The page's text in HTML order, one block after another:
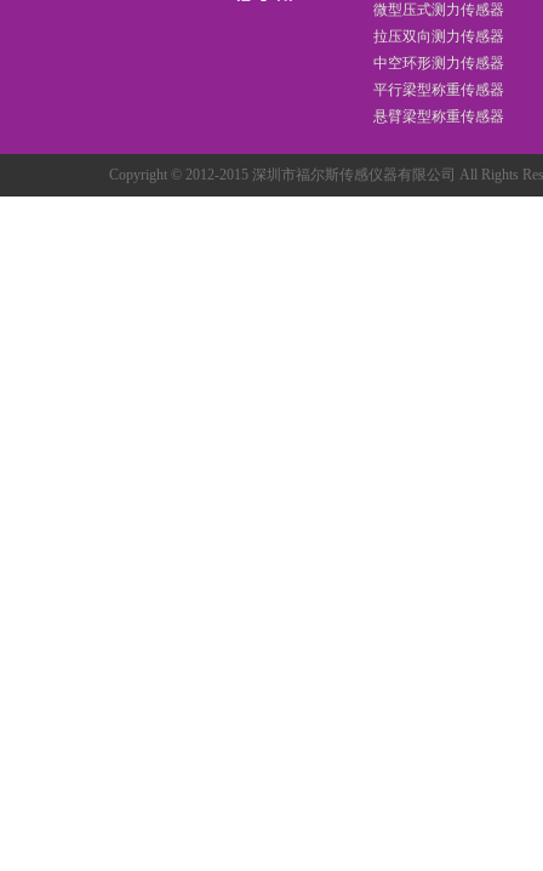
微型压式测力传感器
拉压双向测力传感器
中空环形测力传感器
平行梁型称重传感器
悬臂梁型称重传感器
Copyright © 2012-2015 深圳市福尔斯传感仪器有限公司 All Rights